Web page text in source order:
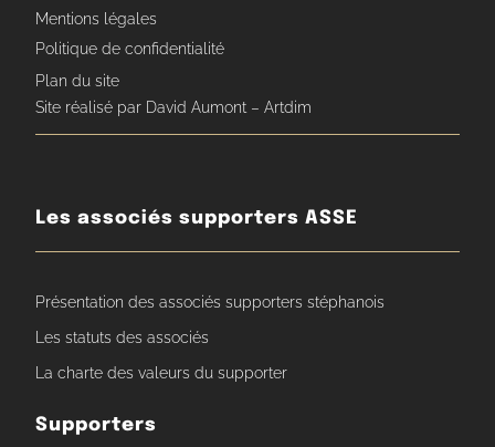
Mentions légales
Politique de confidentialité
Plan du site
Site réalisé par David Aumont – Artdim
Les associés supporters ASSE
Présentation des associés supporters stéphanois
Les statuts des associés
La charte des valeurs du supporter
Supporters